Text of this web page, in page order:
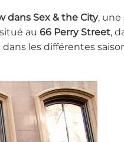
dans Sex & the City, une
au 66 Perry Street,
les différentes